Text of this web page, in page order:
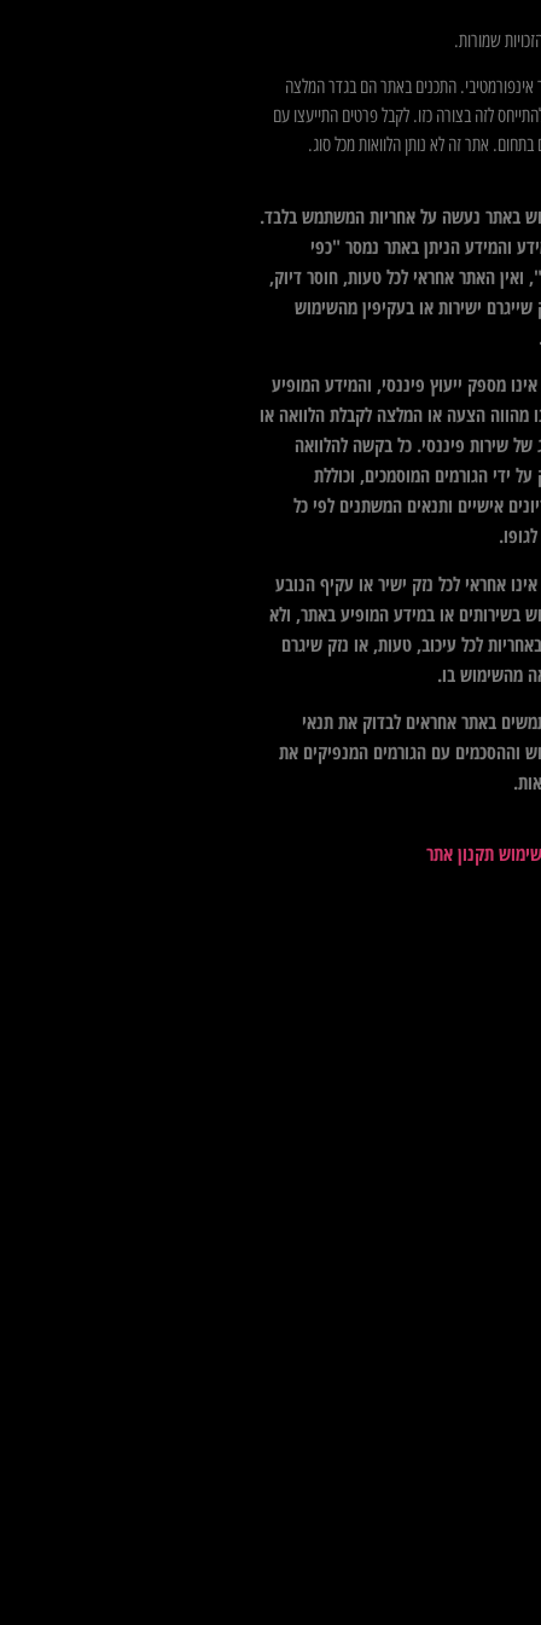
שמורות.
אינפורמטיבי. התכנים באתר הם בגדר המלצה
לזה בצורה כזו. לקבל פרטים התייעצו עם
בתחום. אתר זה לא נותן הלוואות מכל סוג.
באתר נעשה על אחריות המשתמש בלבד.
והמידע הניתן באתר נמסר "כפי
ואין האתר אחראי לכל טעות, חוסר דיוק,
שייגרם ישירות או בעקיפין מהשימוש
מספק ייעוץ פיננסי, והמידע המופיע
מהווה הצעה או המלצה לקבלת הלוואה או
של שירות פיננסי. כל בקשה להלוואה
על ידי הגורמים המוסמכים, וכוללת
אישיים ותנאים המשתנים לפי כל
אחראי לכל נזק ישיר או עקיף הנובע
בשירותים או במידע המופיע באתר, ולא
לכל עיכוב, טעות, או נזק שיגרם
מהשימוש בו.
באתר אחראים לבדוק את תנאי
וההסכמים עם הגורמים המנפיקים את
תקנון אתר